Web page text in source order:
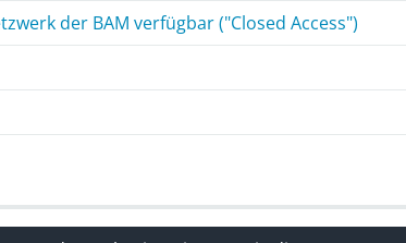
der BAM verfügbar ("Closed Access")